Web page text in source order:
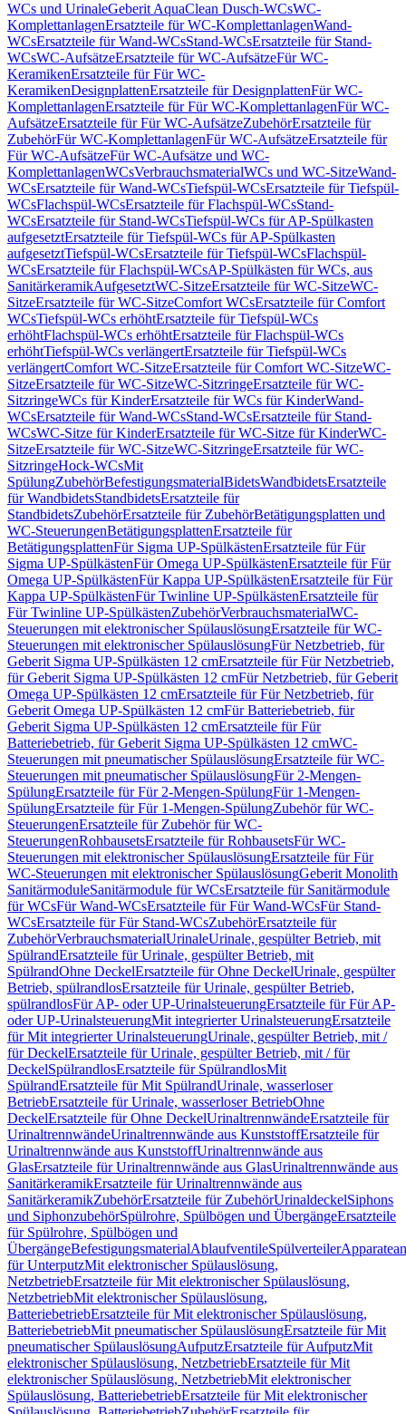
WCs und UrinaleGeberit AquaClean Dusch-WCsWC-
KomplettanlagenErsatzteile für WC-KomplettanlagenWand-
WCsErsatzteile für Wand-WCsStand-WCsErsatzteile für Stand-
WCsWC-AufsätzeErsatzteile für WC-AufsätzeFür WC-
KeramikenErsatzteile für Für WC-
KeramikenDesignplattenErsatzteile für DesignplattenFür WC-
KomplettanlagenErsatzteile für Für WC-KomplettanlagenFür WC-
AufsätzeErsatzteile für Für WC-AufsätzeZubehörErsatzteile für
ZubehörFür WC-KomplettanlagenFür WC-AufsätzeErsatzteile für
Für WC-AufsätzeFür WC-Aufsätze und WC-
KomplettanlagenWCsVerbrauchsmaterialWCs und WC-SitzeWand-
WCsErsatzteile für Wand-WCsTiefspül-WCsErsatzteile für Tiefspül-
WCsFlachspül-WCsErsatzteile für Flachspül-WCsStand-
WCsErsatzteile für Stand-WCsTiefspül-WCs für AP-Spülkasten
aufgesetztErsatzteile für Tiefspül-WCs für AP-Spülkasten
aufgesetztTiefspül-WCsErsatzteile für Tiefspül-WCsFlachspül-
WCsErsatzteile für Flachspül-WCsAP-Spülkästen für WCs, aus
SanitärkeramikAufgesetztWC-SitzeErsatzteile für WC-SitzeWC-
SitzeErsatzteile für WC-SitzeComfort WCsErsatzteile für Comfort
WCsTiefspül-WCs erhöhtErsatzteile für Tiefspül-WCs
erhöhtFlachspül-WCs erhöhtErsatzteile für Flachspül-WCs
erhöhtTiefspül-WCs verlängertErsatzteile für Tiefspül-WCs
verlängertComfort WC-SitzeErsatzteile für Comfort WC-SitzeWC-
SitzeErsatzteile für WC-SitzeWC-SitzringeErsatzteile für WC-
SitzringeWCs für KinderErsatzteile für WCs für KinderWand-
WCsErsatzteile für Wand-WCsStand-WCsErsatzteile für Stand-
WCsWC-Sitze für KinderErsatzteile für WC-Sitze für KinderWC-
SitzeErsatzteile für WC-SitzeWC-SitzringeErsatzteile für WC-
SitzringeHock-WCsMit
SpülungZubehörBefestigungsmaterialBidetsWandbidetsErsatzteile
für WandbidetsStandbidetsErsatzteile für
StandbidetsZubehörErsatzteile für ZubehörBetätigungsplatten und
WC-SteuerungenBetätigungsplattenErsatzteile für
BetätigungsplattenFür Sigma UP-SpülkästenErsatzteile für Für
Sigma UP-SpülkästenFür Omega UP-SpülkästenErsatzteile für Für
Omega UP-SpülkästenFür Kappa UP-SpülkästenErsatzteile für Für
Kappa UP-SpülkästenFür Twinline UP-SpülkästenErsatzteile für
Für Twinline UP-SpülkästenZubehörVerbrauchsmaterialWC-
Steuerungen mit elektronischer SpülauslösungErsatzteile für WC-
Steuerungen mit elektronischer SpülauslösungFür Netzbetrieb, für
Geberit Sigma UP-Spülkästen 12 cmErsatzteile für Für Netzbetrieb,
für Geberit Sigma UP-Spülkästen 12 cmFür Netzbetrieb, für Geberit
Omega UP-Spülkästen 12 cmErsatzteile für Für Netzbetrieb, für
Geberit Omega UP-Spülkästen 12 cmFür Batteriebetrieb, für
Geberit Sigma UP-Spülkästen 12 cmErsatzteile für Für
Batteriebetrieb, für Geberit Sigma UP-Spülkästen 12 cmWC-
Steuerungen mit pneumatischer SpülauslösungErsatzteile für WC-
Steuerungen mit pneumatischer SpülauslösungFür 2-Mengen-
SpülungErsatzteile für Für 2-Mengen-SpülungFür 1-Mengen-
SpülungErsatzteile für Für 1-Mengen-SpülungZubehör für WC-
SteuerungenErsatzteile für Zubehör für WC-
SteuerungenRohbausetsErsatzteile für RohbausetsFür WC-
Steuerungen mit elektronischer SpülauslösungErsatzteile für Für
WC-Steuerungen mit elektronischer SpülauslösungGeberit Monolith
SanitärmoduleSanitärmodule für WCsErsatzteile für Sanitärmodule
für WCsFür Wand-WCsErsatzteile für Für Wand-WCsFür Stand-
WCsErsatzteile für Für Stand-WCsZubehörErsatzteile für
ZubehörVerbrauchsmaterialUrinaleUrinale, gespülter Betrieb, mit
SpülrandErsatzteile für Urinale, gespülter Betrieb, mit
SpülrandOhne DeckelErsatzteile für Ohne DeckelUrinale, gespülter
Betrieb, spülrandlosErsatzteile für Urinale, gespülter Betrieb,
spülrandlosFür AP- oder UP-UrinalsteuerungErsatzteile für Für AP-
oder UP-UrinalsteuerungMit integrierter UrinalsteuerungErsatzteile
für Mit integrierter UrinalsteuerungUrinale, gespülter Betrieb, mit /
für DeckelErsatzteile für Urinale, gespülter Betrieb, mit / für
DeckelSpülrandlosErsatzteile für SpülrandlosMit
SpülrandErsatzteile für Mit SpülrandUrinale, wasserloser
BetriebErsatzteile für Urinale, wasserloser BetriebOhne
DeckelErsatzteile für Ohne DeckelUrinaltrennwändeErsatzteile für
UrinaltrennwändeUrinaltrennwände aus KunststoffErsatzteile für
Urinaltrennwände aus KunststoffUrinaltrennwände aus
GlasErsatzteile für Urinaltrennwände aus GlasUrinaltrennwände aus
SanitärkeramikErsatzteile für Urinaltrennwände aus
SanitärkeramikZubehörErsatzteile für ZubehörUrinaldeckelSiphons
und SiphonzubehörSpülrohre, Spülbögen und ÜbergängeErsatzteile
für Spülrohre, Spülbögen und
ÜbergängeBefestigungsmaterialAblaufventileSpülverteiler
für UnterputzMit elektronischer Spülauslösung,
NetzbetriebErsatzteile für Mit elektronischer Spülauslösung,
NetzbetriebMit elektronischer Spülauslösung,
BatteriebetriebErsatzteile für Mit elektronischer Spülauslösung,
BatteriebetriebMit pneumatischer SpülauslösungErsatzteile für Mit
pneumatischer SpülauslösungAufputzErsatzteile für AufputzMit
elektronischer Spülauslösung, NetzbetriebErsatzteile für Mit
elektronischer Spülauslösung, NetzbetriebMit elektronischer
Spülauslösung, BatteriebetriebErsatzteile für Mit elektronischer